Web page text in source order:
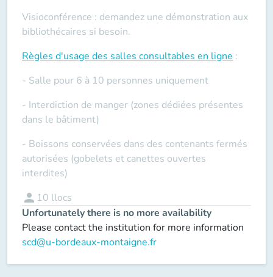
Visioconférence : demandez une démonstration aux
bibliothécaires si besoin.
Règles d'usage des salles consultables en ligne :
- Salle pour 6 à 10 personnes uniquement
- Interdiction de manger (zones dédiées présentes
dans le bâtiment)
- Boissons conservées dans des contenants fermés
autorisées (gobelets et canettes ouvertes
interdites)
person 10 llocs
Unfortunately there is no more availability
Please contact the institution for more information
scd@u-bordeaux-montaigne.fr